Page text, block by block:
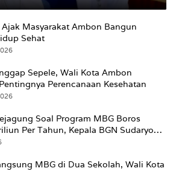
Masyarakat Ambon Bangun
Sehat
Sepele, Wali Kota Ambon
Perencanaan Kesehatan
Soal Program MBG Boros
Per Tahun, Kepala BGN Sudaryono
MBG di Dua Sekolah, Wali Kota